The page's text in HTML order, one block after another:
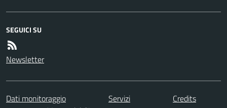
SEGUICI SU
Newsletter
Dati monitoraggio Servizi
Credits